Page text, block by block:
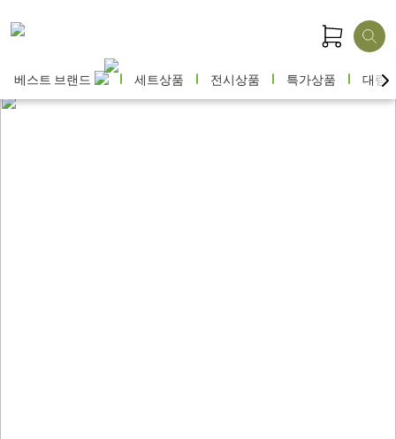
베스트 브랜드 세트상품 전시상품 특가상품 대량